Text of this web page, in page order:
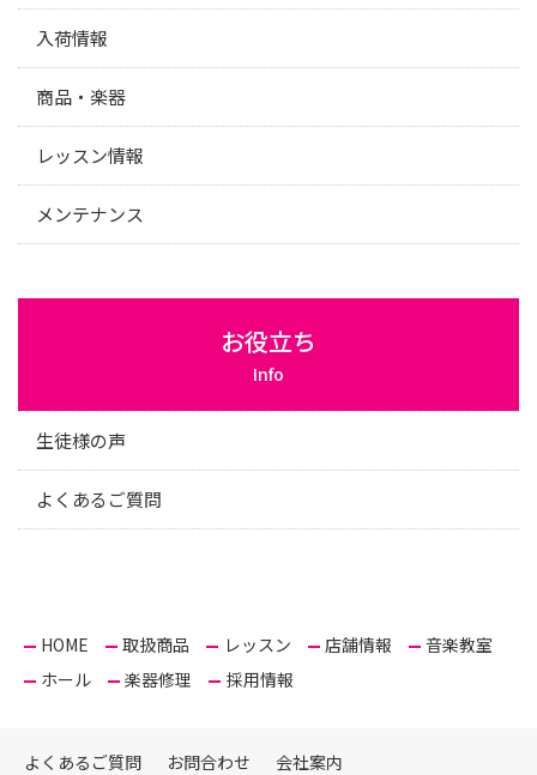
入荷情報
商品・楽器
レッスン情報
メンテナンス
お役立ち
Info
生徒様の声
よくあるご質問
HOME 取扱商品 レッスン 店舗情報
音楽教室
ホール
楽器修理 採用情報
よくあるご質問 お問合わせ 会社案内